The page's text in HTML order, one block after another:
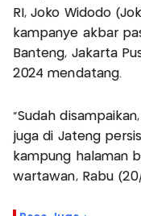
RI, Joko Widodo
kampanye akbar
Banteng, Jakarta
2024 mendatang.
"Sudah
juga di Jateng
kampung halaman
wartawan, Rabu (20/